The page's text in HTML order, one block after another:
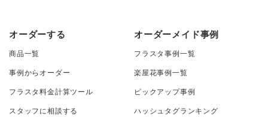
オーダーする
商品一覧
事例からオーダー
フラスタ料金計算ツール
スタッフに相談する
オーダーメイド事例
フラスタ事例一覧
楽屋花事例一覧
ピックアップ事例
ハッシュタグランキング